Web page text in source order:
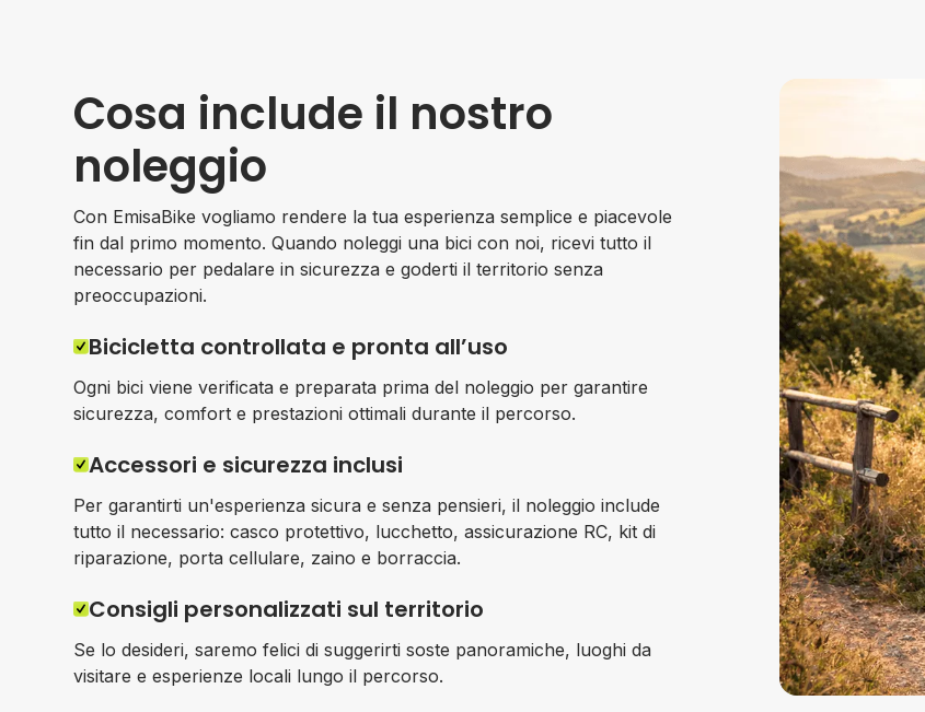
Cosa include il nostro
noleggio
Con EmisaBike vogliamo rendere la tua esperienza semplice e piacevole
fin dal primo momento. Quando noleggi una bici con noi, ricevi tutto il
necessario per pedalare in sicurezza e goderti il territorio senza
preoccupazioni.
Bicicletta controllata e pronta all’uso
Ogni bici viene verificata e preparata prima del noleggio per garantire
sicurezza, comfort e prestazioni ottimali durante il percorso.
Accessori e sicurezza inclusi
Per garantirti un'esperienza sicura e senza pensieri, il noleggio include
tutto il necessario: casco protettivo, lucchetto, assicurazione RC, kit di
riparazione, porta cellulare, zaino e borraccia.
Consigli personalizzati sul territorio
Se lo desideri, saremo felici di suggerirti soste panoramiche, luoghi da
visitare e esperienze locali lungo il percorso.